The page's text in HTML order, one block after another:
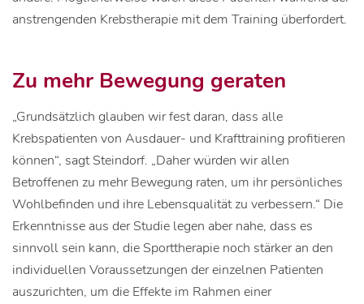
anstrengenden Krebstherapie mit dem Training überfordert.
Zu mehr Bewegung geraten
„Grundsätzlich glauben wir fest daran, dass alle
Krebspatienten von Ausdauer- und Krafttraining profitieren
können“, sagt Steindorf. „Daher würden wir allen
Betroffenen zu mehr Bewegung raten, um ihr persönliches
Wohlbefinden und ihre Lebensqualität zu verbessern.“ Die
Erkenntnisse aus der Studie legen aber nahe, dass es
sinnvoll sein kann, die Sporttherapie noch stärker an den
individuellen Voraussetzungen der einzelnen Patienten
auszurichten, um die Effekte im Rahmen einer